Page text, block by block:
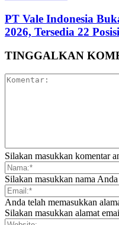
PT Vale Indonesia
2026, Tersedia 22
TINGGALKAN
Silakan masukkan komentar
Silakan masukkan nama
Anda telah memasukkan
Silakan masukkan alamat